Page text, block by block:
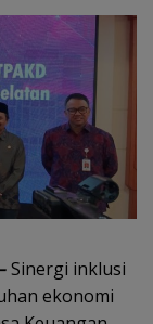
Sinergi inklusi
ekonomi